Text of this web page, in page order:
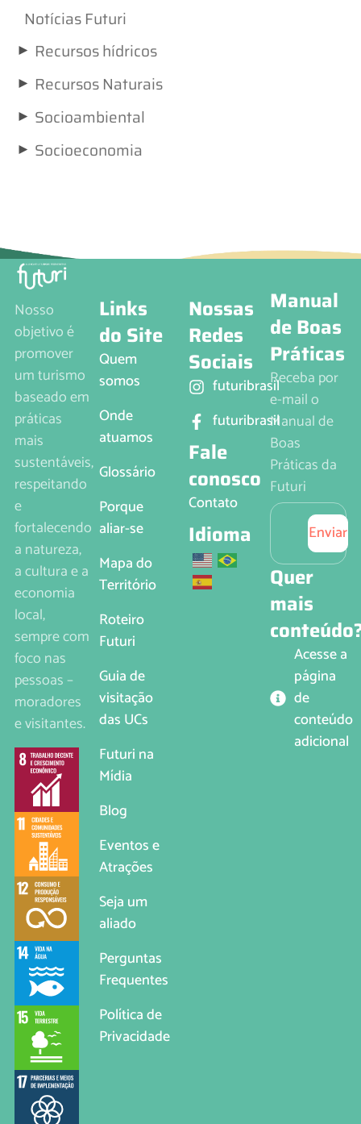
Notícias Futuri
► Recursos hídricos
► Recursos Naturais
► Socioambiental
► Socioeconomia
Nosso
objetivo é
promover
um turismo
baseado em
práticas
mais
sustentáveis,
respeitando
e
fortalecendo
a natureza,
a cultura e a
economia
local,
sempre com
foco nas
pessoas –
moradores
e visitantes.
Links
do Site
Quem
somos
Onde
atuamos
Glossário
Porque
aliar-se
Mapa do
Território
Roteiro
Futuri
Guia de
visitação
das UCs
Futuri na
Mídia
Blog
Eventos e
Atrações
Seja um
aliado
Perguntas
Frequentes
Política de
Privacidade
Nossas
Redes
Sociais
futuribrasil
futuribrasil
Fale
conosco
Contato
Idioma
Manual
de Boas
Práticas
Receba por
e-mail o
Manual de
Boas
Práticas da
Futuri
Enviar
Quer
mais
Acesse a
página
de
conteúdo
adicional